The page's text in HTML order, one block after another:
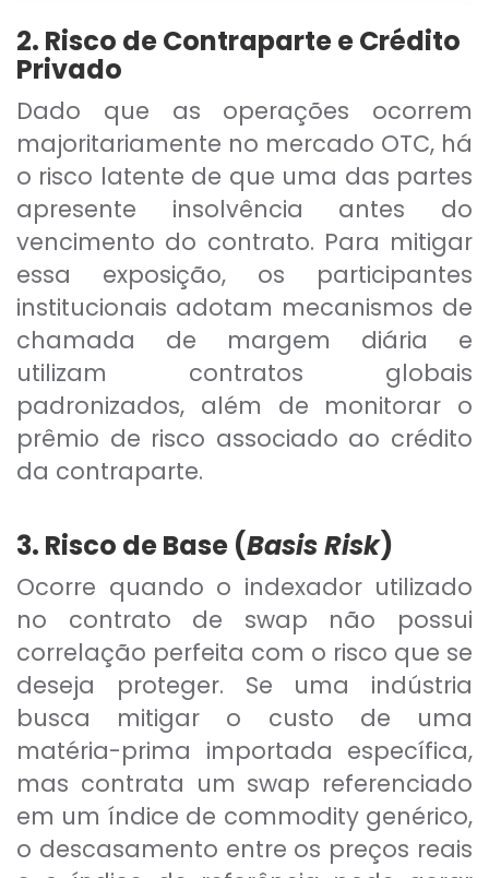
2. Risco de Contraparte e Crédito
Privado
Dado que as operações ocorrem
majoritariamente no mercado OTC, há
o risco latente de que uma das partes
apresente insolvência antes do
vencimento do contrato. Para mitigar
essa exposição, os participantes
institucionais adotam mecanismos de
chamada de margem diária e
utilizam contratos globais
padronizados, além de monitorar o
prêmio de risco associado ao crédito
da contraparte.
3. Risco de Base (Basis Risk)
Ocorre quando o indexador utilizado
no contrato de swap não possui
correlação perfeita com o risco que se
deseja proteger. Se uma indústria
busca mitigar o custo de uma
matéria-prima importada específica,
mas contrata um swap referenciado
em um índice de commodity genérico,
o descasamento entre os preços reais